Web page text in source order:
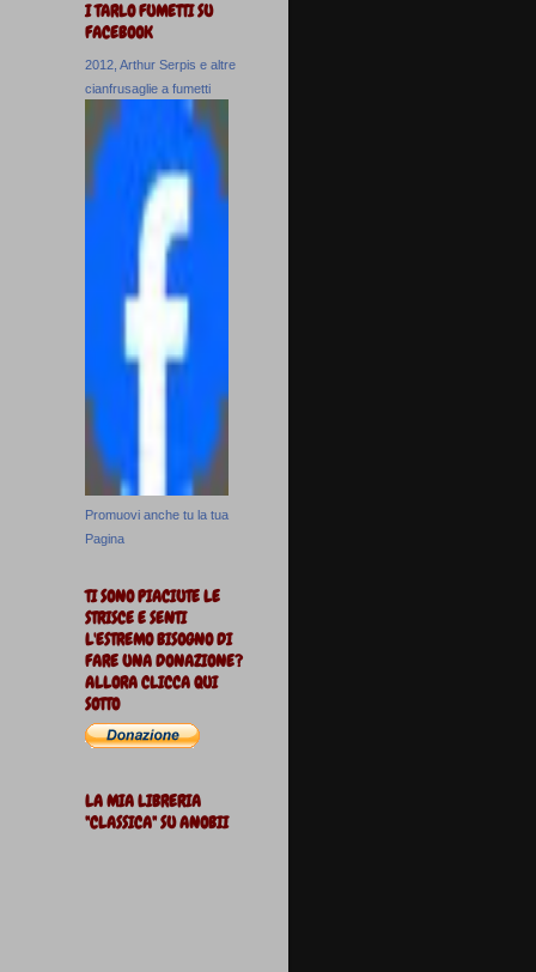
I TARLO FUMETTI SU
FACEBOOK
2012, Arthur Serpis e altre
cianfrusaglie a fumetti
Promuovi anche tu la tua
Pagina
TI SONO PIACIUTE LE
STRISCE E SENTI
L'ESTREMO BISOGNO DI
FARE UNA DONAZIONE?
ALLORA CLICCA QUI
SOTTO
LA MIA LIBRERIA
"CLASSICA" SU ANOBII